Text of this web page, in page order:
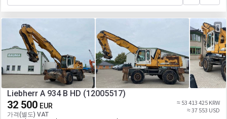
Liebherr A 934 B HD (12005517)
32 500 EUR
가격(별도) VAT
≈ 53 413 425 KRW
≈ 37 553 USD